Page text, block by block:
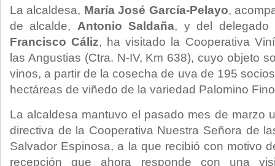
La alcaldesa, María José García-Pelayo,
de alcalde, Antonio Saldaña, y del delegado
Francisco Cáliz, ha visitado la Cooperativa
las Angustias (Ctra. N-IV, Km 638), cuyo objeto
vinos, a partir de la cosecha de uva de 195
hectáreas de viñedo de la variedad Palomino
La alcaldesa mantuvo el pasado mes de marzo
directiva de la Cooperativa Nuestra Señora de
Salvador Espinosa, a la que recibió con motivo
recepción que ahora responde con una